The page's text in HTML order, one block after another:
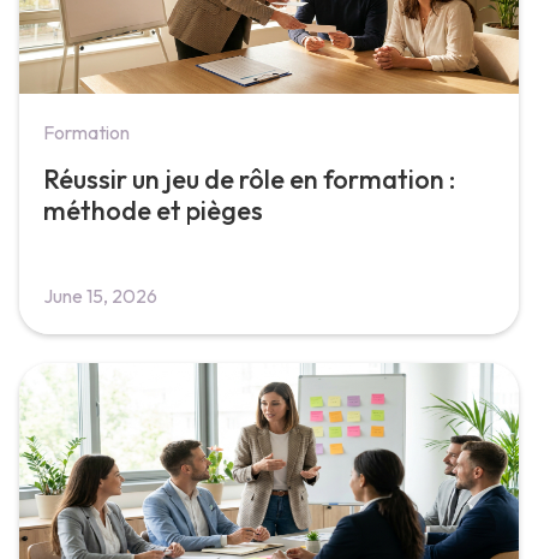
Formation
Réussir un jeu de rôle en formation :
méthode et pièges
June 15, 2026